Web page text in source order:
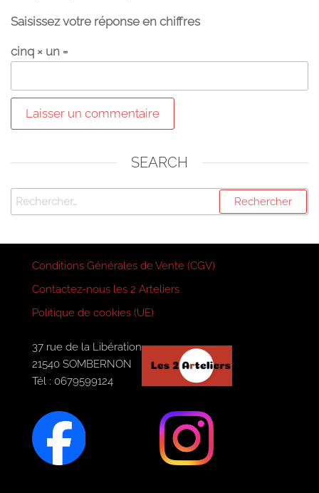
Saisissez votre réponse en chiffres
cinq × un =
SEARCH
Rechercher :
Conditions Générales de Vente (CGV)
Contactez-nous les 2 Arteliers
Politique de cookies (UE)
37 rue de la Libération
21540 SOMBERNON
Tél : 0679599124